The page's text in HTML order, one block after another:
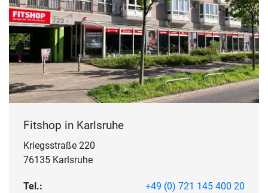
Fitshop in Karlsruhe
Kriegsstraße 220
76135 Karlsruhe
Tel.:
+49 (0) 721 145 400 20